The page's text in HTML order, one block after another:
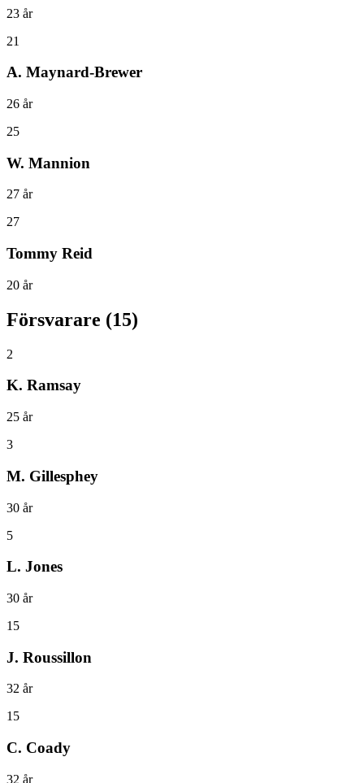
23 år
21
A. Maynard-Brewer
26 år
25
W. Mannion
27 år
27
Tommy Reid
20 år
Försvarare (15)
2
K. Ramsay
25 år
3
M. Gillesphey
30 år
5
L. Jones
30 år
15
J. Roussillon
32 år
15
C. Coady
32 år